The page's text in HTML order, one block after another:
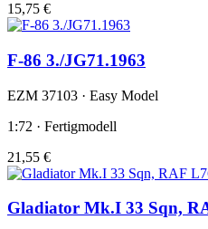
15,75 €
F-86 3./JG71.1963
EZM 37103 · Easy Model
1:72 · Fertigmodell
21,55 €
Gladiator Mk.I 33 Sqn,